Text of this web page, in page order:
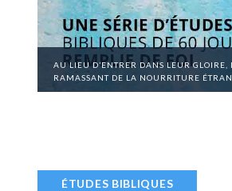
AU LIEU D’ENTRER DANS LEUR GLOIRE,
RAMASSANT DE LA NOURRITURE
ÉTUDES BIBLIQUES